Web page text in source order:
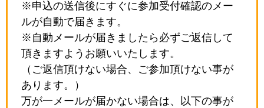
※申込の送信後にすぐに参加受付確認のメー
ルが自動で届きます。
※自動メールが届きましたら必ずご返信して
頂きますようお願いいたします。
（ご返信頂けない場合、ご参加頂けない事が
あります。）
万が一メールが届かない場合は、以下の事が